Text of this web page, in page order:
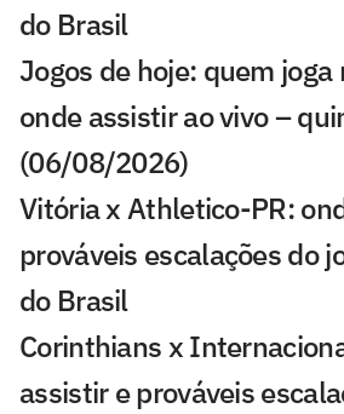
do Brasil
Jogos de hoje: quem
onde assistir ao vivo –
(06/08/2026)
Vitória x Athletico-PR:
prováveis escalações do
do Brasil
Corinthians x
assistir e prováveis